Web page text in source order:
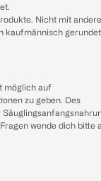
Nicht mit
kaufmännisch
möglich auf
zu geben. Des
wende dich bitte